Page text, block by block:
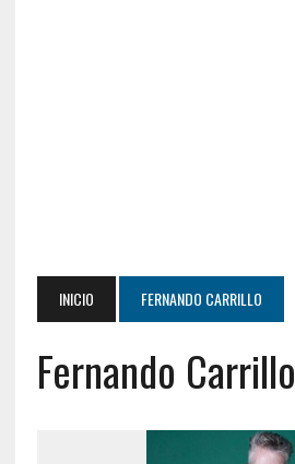
INICIO FERNANDO CARRILLO
Fernando Carrillo